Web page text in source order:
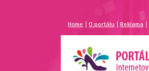
Home |O portálu Reklama
MAGAZÍN PRO
PORTÁL PRO